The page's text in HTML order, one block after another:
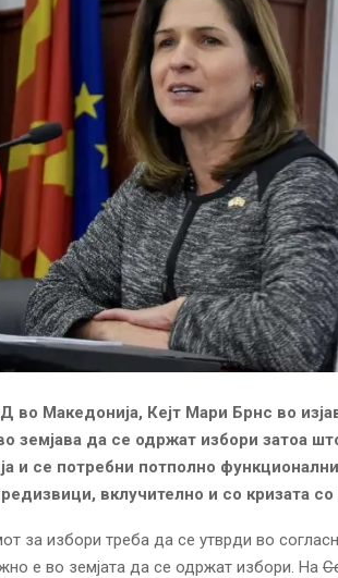
во Македонија, Кејт Мари Брнс во
земјава да се одржат избори затоа
и се потребни потполно
вклучително и со кризата
за избори треба да се утврди во
е во земјата да се одржат избори. На